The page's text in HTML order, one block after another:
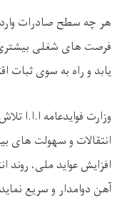
هر چه سطح صادرات
فرصت های شغلی
یابد و راه به سوی
وزارت فوایدعامه ا.ا.ا
انتقالات و سهولت ‌های
افزایش عواید ملی، روند
آهن دوامدار و سریع نماید